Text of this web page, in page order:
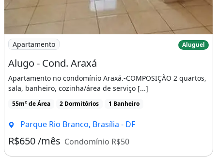
Imagem: Alugo - Cond. Araxá
Apartamento Aluguel
Alugo - Cond. Araxá
Apartamento no condomínio Araxá.-COMPOSIÇÃO 2 quartos,
sala, banheiro, cozinha/área de serviço [...]
55m² de Área 2 Dormitórios 1 Banheiro
Parque Rio Branco, Brasília - DF
R$650 /mês Condomínio R$50